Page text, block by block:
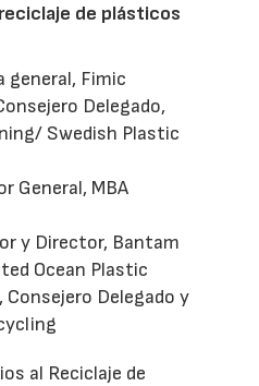
de plásticos
general, Fimic
Delegado,
Swedish Plastic
General, MBA
y Director, Bantam
Ocean Plastic
Consejero Delegado y
al Reciclaje de